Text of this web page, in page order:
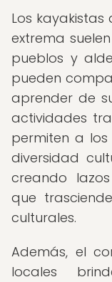
Los
extrema
pueblos y
pueden
aprender de
actividades
permiten a los
diversidad
creando
que
culturales.
Además, el
locales